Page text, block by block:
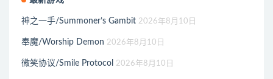
神之一手/Summoner’s Gambit 2026年8月10日
奉魔/Worship Demon 2026年8月10日
微笑协议/Smile Protocol 2026年8月10日